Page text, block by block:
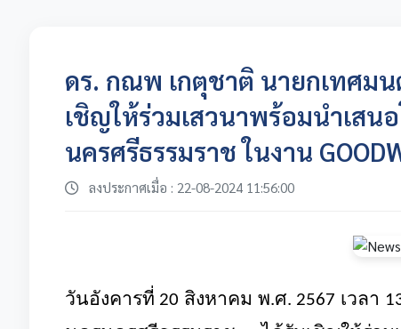
ดร. กณพ เกตุชาติ นายกเทศม
เชิญให้ร่วมเสวนาพร้อมนำเสน
นครศรีธรรมราช ในงาน
ลงประกาศเมื่อ : 22-08-2024 11:56:00
วันอังคารที่ 20 สิงหาคม พ.ศ. 2567 เวลา